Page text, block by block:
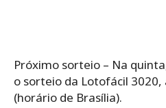
Próximo sorteio – Na
o sorteio da Lotofácil
(horário de Brasília).